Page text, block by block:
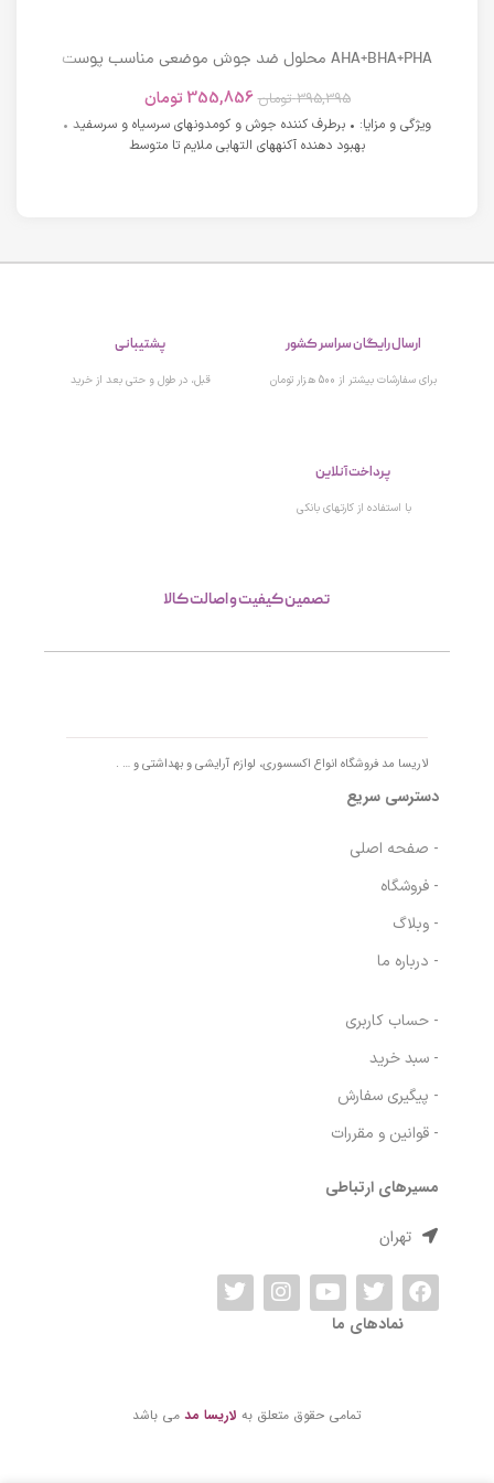
AHA+BHA+PHA محلول ضد جوش موضعی مناسب پوست
395,395 تومان 355,856 تومان
ویژگی و مزایا: • برطرف کننده جوش و کومدونهای سرسیاه و سرسفید •
بهبود دهنده آکنههای التهابی ملایم تا متوسط
ارسال رایگان سراسر کشور
برای سفارشات بیشتر از 500 هزار تومان
پشتیبانی
قبل، در طول و حتی بعد از خرید
پرداخت آنلاین
با استفاده از کارتهای بانکی
تصمین کیفیت و اصالت کالا
لاریسا مد فروشگاه انواع اکسسوری، لوازم آرایشی و بهداشتی و … .
دسترسی سریع
- حساب کاربری
- پیگیری سفارش
- قوانین و مقررات